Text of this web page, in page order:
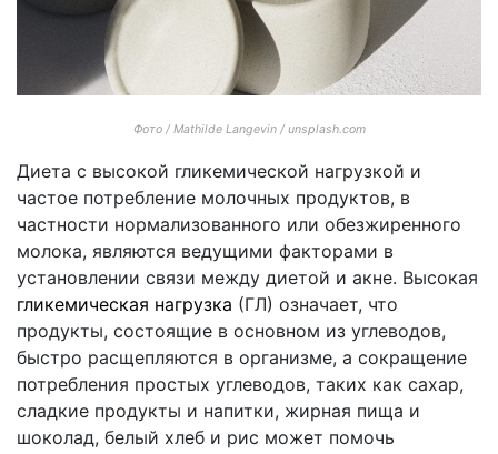
Фото / Mathilde Langevin / unsplash.com
Диета с высокой гликемической нагрузкой и
частое потребление молочных продуктов, в
частности нормализованного или обезжиренного
молока, являются ведущими факторами в
установлении связи между диетой и акне. Высокая
гликемическая нагрузка (ГЛ) означает, что
продукты, состоящие в основном из углеводов,
быстро расщепляются в организме, а сокращение
потребления простых углеводов, таких как сахар,
сладкие продукты и напитки, жирная пища и
шоколад, белый хлеб и рис может помочь